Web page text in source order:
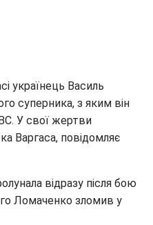
українець Василь
суперника, з яким він
У свої жертви
Варгаса, повідомляє
відразу після бою
Ломаченко зломив у